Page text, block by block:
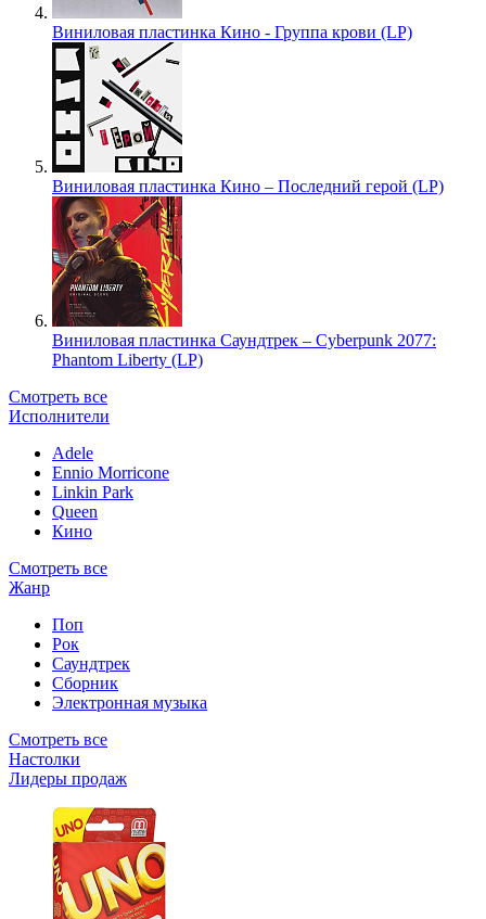
Виниловая пластинка Кино - Группа крови (LP)
Виниловая пластинка Кино – Последний герой (LP)
Виниловая пластинка Саундтрек – Cyberpunk 2077:
Phantom Liberty (LP)
Смотреть все
Исполнители
Adele
Ennio Morricone
Linkin Park
Queen
Кино
Смотреть все
Жанр
Поп
Рок
Саундтрек
Сборник
Электронная музыка
Смотреть все
Настолки
Лидеры продаж